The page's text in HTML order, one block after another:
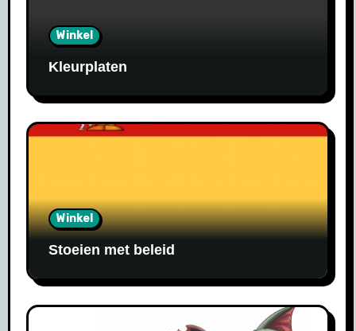
Winkel
Kleurplaten
Winkel
Stoeien met beleid